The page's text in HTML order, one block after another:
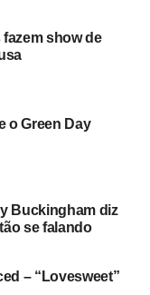
show de
o Green Day
Buckingham diz
se falando
– “Lovesweet”